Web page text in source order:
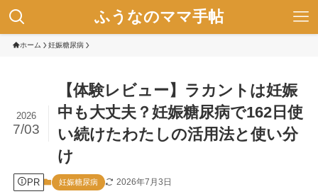
ふうなのママ手帖
ホーム 妊娠糖尿病
【体験レビュー】ラカントは妊娠
中も大丈夫？妊娠糖尿病で162日使
い続けたわたしの活用法と使い分
け
2026
7/03
PR 妊娠糖尿病 2026年7月3日